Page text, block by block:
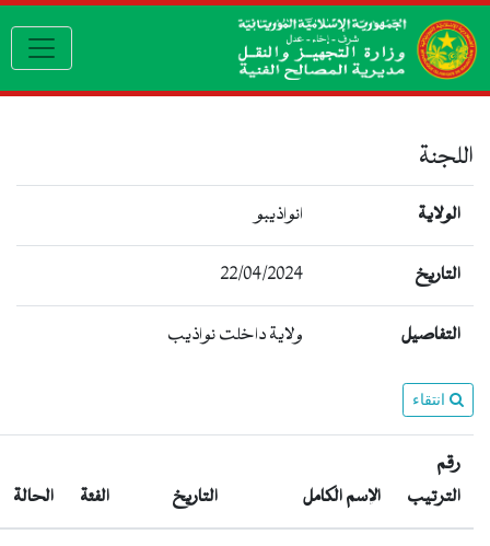
اللجنة
الولاية انواذيبو
التاريخ 22/04/2024
التفاصيل ولاية داخلت نواذيب
انتقاء
رقم
الترتيب
الإسم الكامل التاريخ الفئة الحالة